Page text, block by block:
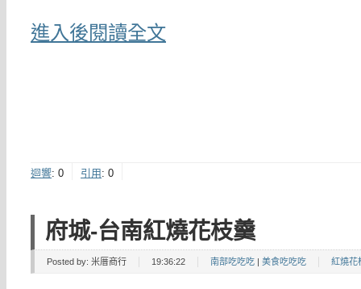
進入後閱讀全文
迴響: 0 引用 : 0
府城-台南紅燒花枝羹
Posted by: 米厝商行 19:36:22 南部吃吃吃 | 美食吃吃吃 紅燒花